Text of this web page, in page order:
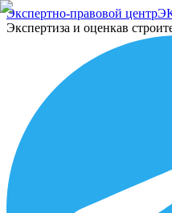
Экспертно-правовой центр
Экспертиза и оценкав